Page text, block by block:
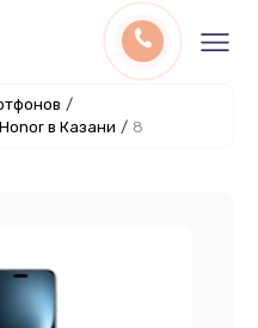
/
в Казани / 8